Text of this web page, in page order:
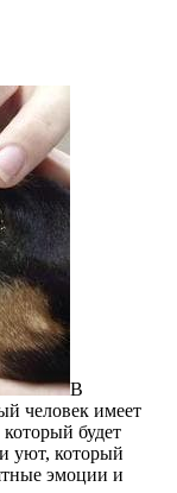
В
человек имеет
будет
уют, который
эмоции и